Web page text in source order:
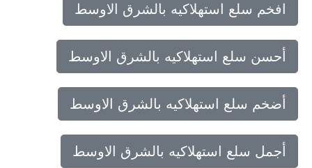
افخم سلع استهلاكيه بالشرق الاوسط
أحسن سلع استهلاكيه بالشرق الاوسط
أضخم سلع استهلاكيه بالشرق الاوسط
أجمل سلع استهلاكيه بالشرق الاوسط